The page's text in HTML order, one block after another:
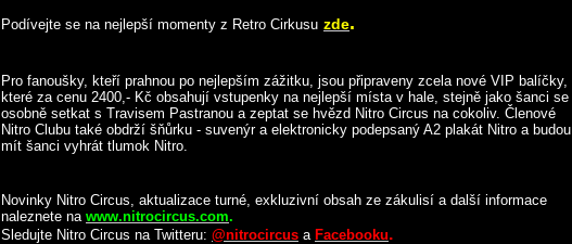
Podívejte se na nejlepší momenty z Retro Cirkusu zde.
Pro fanoušky, kteří prahnou po nejlepším zážitku, jsou připraveny zcela nové VIP balíčky,
které za cenu 2400,- Kč obsahují vstupenky na nejlepší místa v hale, stejně jako šanci se
osobně setkat s Travisem Pastranou a zeptat se hvězd Nitro Circus na cokoliv. Členové
Nitro Clubu také obdrží šňůrku - suvenýr a elektronicky podepsaný A2 plakát Nitro a budou
mít šanci vyhrát tlumok Nitro.
Novinky Nitro Circus, aktualizace turné, exkluzivní obsah ze zákulisí a další informace
naleznete na www.nitrocircus.com.
Sledujte Nitro Circus na Twitteru: @nitrocircus a Facebooku.